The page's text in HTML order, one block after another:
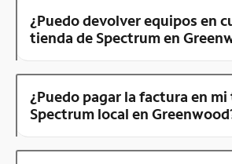
¿Puedo devolver equipos en
tienda de Spectrum en
¿Puedo pagar la factura en
Spectrum local en